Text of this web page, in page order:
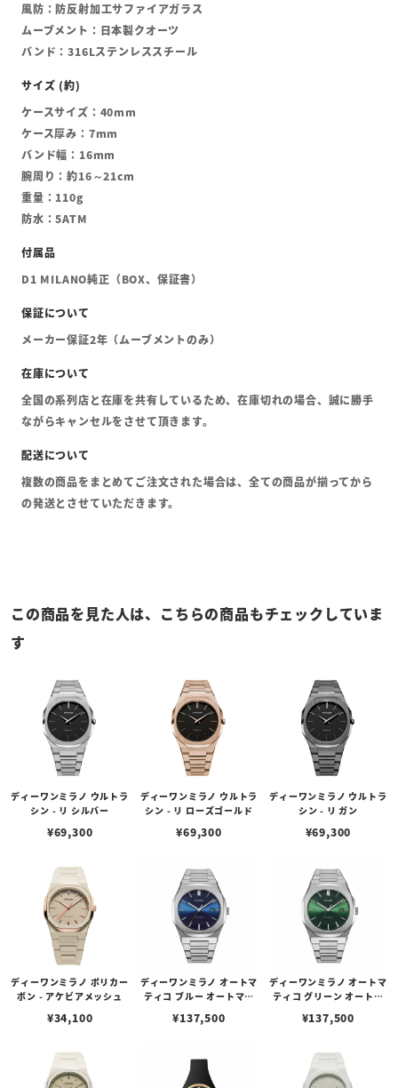
風防：防反射加工サファイアガラス
ムーブメント：日本製クオーツ
バンド：316Lステンレススチール
ケースサイズ：40mm
ケース厚み：7mm
バンド幅：16mm
腕周り：約16～21cm
重量：110g
防水：5ATM
D1 MILANO純正（BOX、保証書）
メーカー保証2年（ムーブメントのみ）
全国の系列店と在庫を共有しているため、在庫切れの場合、誠に勝手
ながらキャンセルをさせて頂きます。
複数の商品をまとめてご注文された場合は、全ての商品が揃ってから
の発送とさせていただきます。
この商品を見た人は、こちらの商品もチェックしていま
す
ディーワンミラノ ウルトラ
シン - リ シルバー
¥69,300
ディーワンミラノ ウルトラ
シン - リ ローズゴールド
¥69,300
ディーワンミラノ ウルトラ
シン - リ ガン
¥69,300
ディーワンミラノ ポリカー
ボン - アケビアメッシュ
¥34,100
ディーワンミラノ オートマ
ティコ ブルー オートマチ
¥137,500
ディーワンミラノ オートマ
ティコ グリーン オートマ
¥137,500